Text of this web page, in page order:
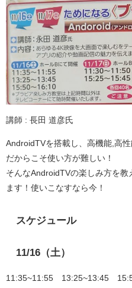
講師 : 長田 道彦氏
AndroidTVを搭載し、高機能,高
だからこそ使い方が難しい！
そんなAndroidTVの楽しみ方を教
ます！使いこなすなら今！
スケジュール
11/16（土）
11:35~11:55 13:25~13:45